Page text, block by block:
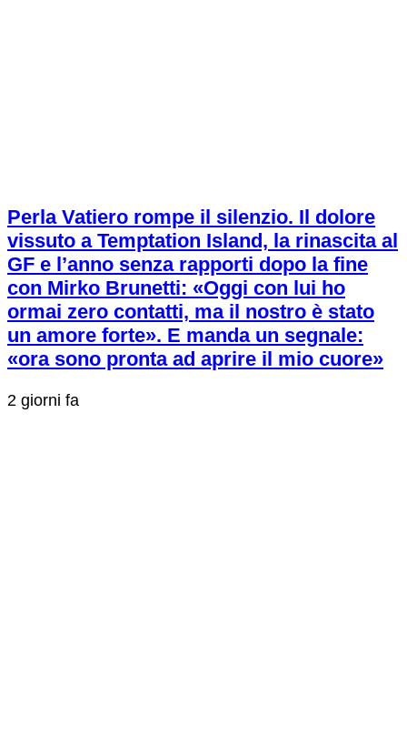
Perla Vatiero rompe il silenzio. Il dolore
vissuto a Temptation Island, la rinascita al
GF e l’anno senza rapporti dopo la fine
con Mirko Brunetti: «Oggi con lui ho
ormai zero contatti, ma il nostro è stato
un amore forte». E manda un segnale:
«ora sono pronta ad aprire il mio cuore»
2 giorni fa